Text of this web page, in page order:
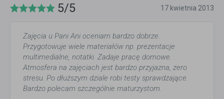
5/5 17 kwietnia 2013
Zajęcia u Pani Ani oceniam bardzo dobrze.
Przygotowuje wiele materiałów np. prezentacje
multimedialne, notatki. Zadaje pracę domowe.
Atmosfera na zajęciach jest bardzo przyjazna, zero
stresu. Po dłuższym dziale robi testy sprawdzające.
Bardzo polecam szczególnie maturzystom.